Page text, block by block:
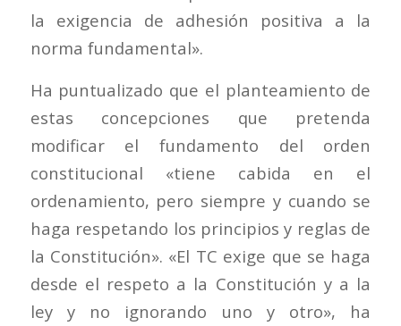
la exigencia de adhesión positiva a la
norma fundamental».
Ha puntualizado que el planteamiento de
estas concepciones que pretenda
modificar el fundamento del orden
constitucional «tiene cabida en el
ordenamiento, pero siempre y cuando se
haga respetando los principios y reglas de
la Constitución». «El TC exige que se haga
desde el respeto a la Constitución y a la
ley y no ignorando uno y otro», ha